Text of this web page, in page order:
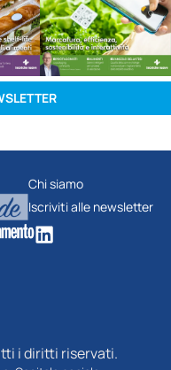
Chi siamo
Iscriviti alle newsletter
i diritti riservati.